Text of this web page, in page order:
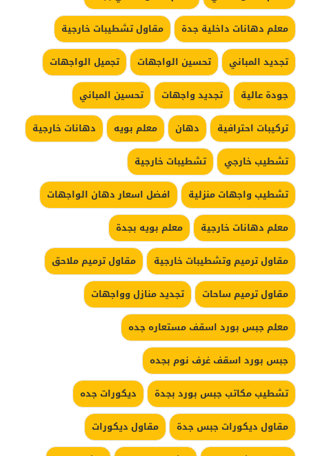
معلم دهانات داخلية جدة
مقاول تشطيبات خارجية
تجديد المباني
تحسين الواجهات
تجميل الواجهات
جودة عالية
تجديد واجهات
تحسين المباني
تركيبات احترافية
دهان معلم بويه
دهانات خارجية
تشطيب خارجي
تشطيبات خارجية
تشطيب واجهات منزلية
افضل اسعار دهان الواجهات
معلم دهانات خارجية
معلم بويه بجدة
مقاول ترميم وتشطيبات خارجية
مقاول ترميم ملاحق
مقاول ترميم ساحات
تجديد منازل وواجهات
معلم جبس بورد اسقف مستعاره جده
جبس بورد اسقف غرف نوم بجده
تشطيب مكاتب جبس بورد بجدة
ديكورات جده
مقاول ديكورات جبس جدة
مقاول ديكورات